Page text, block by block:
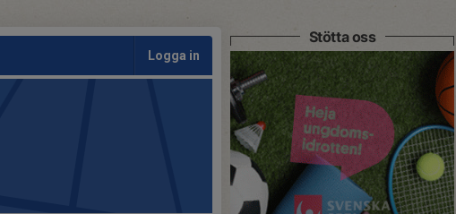
Logga in
Stötta oss